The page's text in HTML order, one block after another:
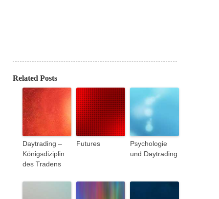
Related Posts
Daytrading –
Königsdiziplin
des Tradens
Futures
Psychologie
und Daytrading